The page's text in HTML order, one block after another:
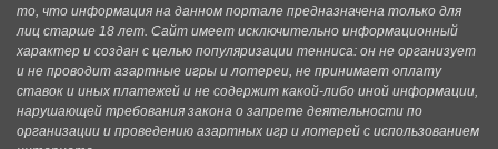
то, что информация на данном портале предназначена только для
лиц старше 18 лет. Сайт имеет исключительно информационный
характер и создан с целью популяризации тенниса: он не организует
и не проводит азартные игры и лотереи, не принимает оплату
ставок и иных платежей и не содержит какой-либо иной информации,
нарушающей требования закона о запрете деятельности по
организации и проведению азартных игр и лотерей с использованием